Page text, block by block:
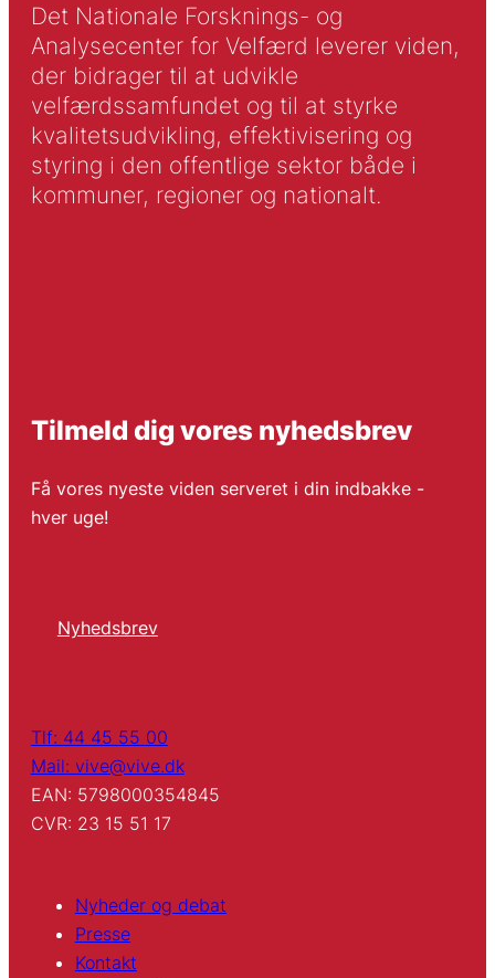
Det Nationale Forsknings- og
Analysecenter for Velfærd leverer viden,
der bidrager til at udvikle
velfærdssamfundet og til at styrke
kvalitetsudvikling, effektivisering og
styring i den offentlige sektor både i
kommuner, regioner og nationalt.
Tilmeld dig vores nyhedsbrev
Få vores nyeste viden serveret i din indbakke -
hver uge!
Nyhedsbrev
Tlf: 44 45 55 00
Mail: vive@vive.dk
EAN: 5798000354845
CVR: 23 15 51 17
Nyheder og debat
Presse
Kontakt